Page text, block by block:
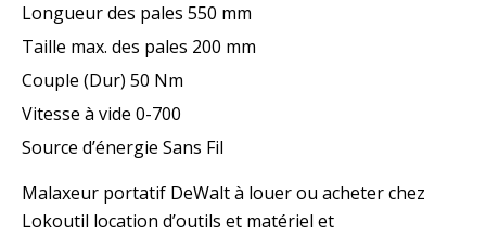
Longueur des pales 550 mm
Taille max. des pales 200 mm
Couple (Dur) 50 Nm
Vitesse à vide 0-700
Source d’énergie Sans Fil
Malaxeur portatif DeWalt à louer ou acheter chez
Lokoutil location d’outils et matériel et